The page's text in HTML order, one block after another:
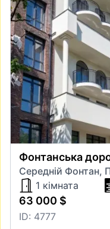
Фонтанська
Середній Фонтан,
1 кімната
63 000 $
ID: 4777